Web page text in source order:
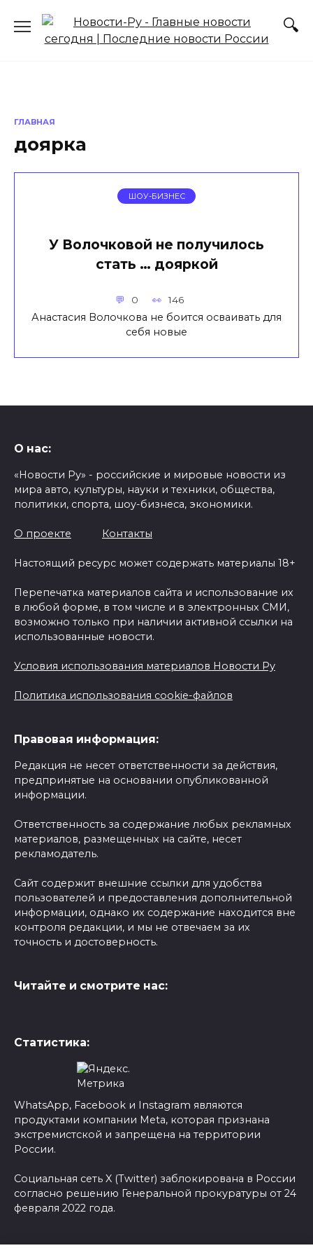
содержанию
ГЛАВНАЯ
доярка
ШОУ-БИЗНЕС
У Волочковой не получилось
стать … дояркой
0 146
Анастасия Волочкова не боится осваивать для
себя новые
О нас:
«Новости Ру» - российские и мировые новости из
мира авто, культуры, науки и техники, общества,
политики, спорта, шоу-бизнеса, экономики.
О проекте Контакты
Настоящий ресурс может содержать материалы 18+
Перепечатка материалов сайта и использование их
в любой форме, в том числе и в электронных СМИ,
возможно только при наличии активной ссылки на
использованные новости.
Условия использования материалов Новости Ру
Политика использования cookie-файлов
Правовая информация:
Редакция не несет ответственности за действия,
предпринятые на основании опубликованной
информации.
Ответственность за содержание любых рекламных
материалов, размещенных на сайте, несет
рекламодатель.
Сайт содержит внешние ссылки для удобства
пользователей и предоставления дополнительной
информации, однако их содержание находится вне
контроля редакции, и мы не отвечаем за их
точность и достоверность.
Читайте и смотрите нас:
Статистика:
WhatsApp, Facebook и Instagram являются
продуктами компании Meta, которая признана
экстремистской и запрещена на территории
России.
Социальная сеть X (Twitter) заблокирована в России
согласно решению Генеральной прокуратуры от 24
февраля 2022 года.